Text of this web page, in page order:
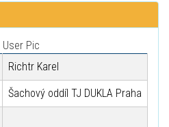
Richtr Karel
Šachový oddíl TJ DUKLA Praha